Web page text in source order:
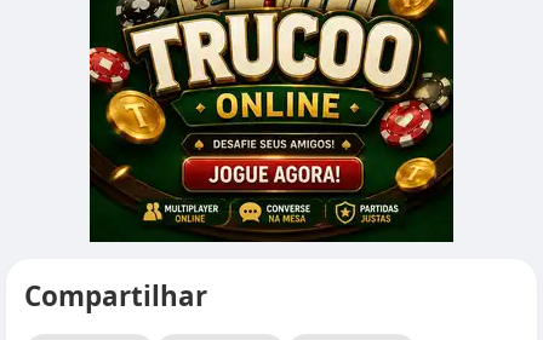
Compartilhar